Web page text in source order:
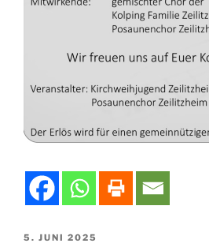
VERÖFFENTLICHT
5. JUNI 2025